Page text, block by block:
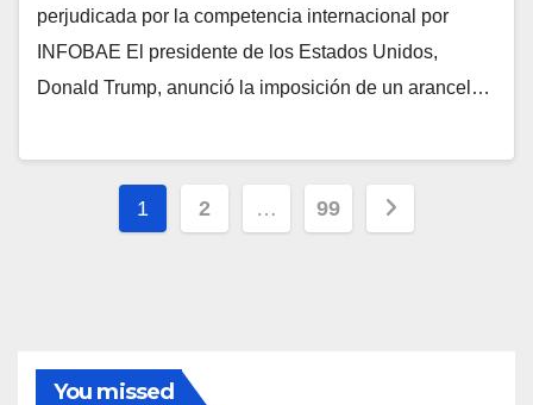
perjudicada por la competencia internacional por
INFOBAE El presidente de los Estados Unidos,
Donald Trump, anunció la imposición de un arancel…
Paginación
1 2 … 99
You missed